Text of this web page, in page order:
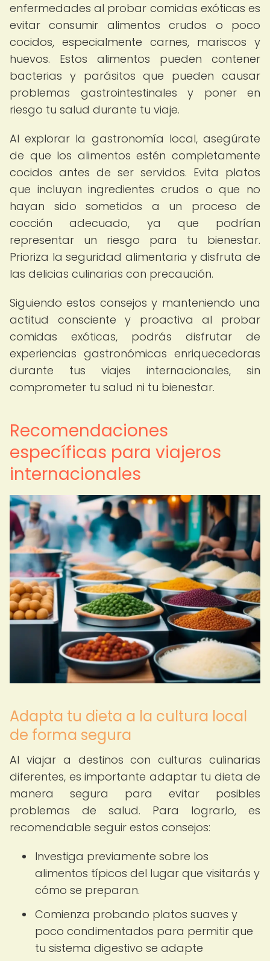
enfermedades al probar comidas exóticas es
evitar consumir alimentos crudos o poco
cocidos, especialmente carnes, mariscos y
huevos. Estos alimentos pueden contener
bacterias y parásitos que pueden causar
problemas gastrointestinales y poner en
riesgo tu salud durante tu viaje.
Al explorar la gastronomía local, asegúrate
de que los alimentos estén completamente
cocidos antes de ser servidos. Evita platos
que incluyan ingredientes crudos o que no
hayan sido sometidos a un proceso de
cocción adecuado, ya que podrían
representar un riesgo para tu bienestar.
Prioriza la seguridad alimentaria y disfruta de
las delicias culinarias con precaución.
Siguiendo estos consejos y manteniendo una
actitud consciente y proactiva al probar
comidas exóticas, podrás disfrutar de
experiencias gastronómicas enriquecedoras
durante tus viajes internacionales, sin
comprometer tu salud ni tu bienestar.
Recomendaciones
específicas para viajeros
internacionales
Adapta tu dieta a la cultura local
de forma segura
Al viajar a destinos con culturas culinarias
diferentes, es importante adaptar tu dieta de
manera segura para evitar posibles
problemas de salud. Para lograrlo, es
recomendable seguir estos consejos:
Investiga previamente sobre los
alimentos típicos del lugar que visitarás y
cómo se preparan.
Comienza probando platos suaves y
poco condimentados para permitir que
tu sistema digestivo se adapte